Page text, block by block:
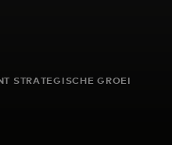
STRATEGISCHE GROEI